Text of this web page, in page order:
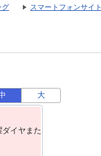
グ
スマートフォンサイト
大
イヤまた